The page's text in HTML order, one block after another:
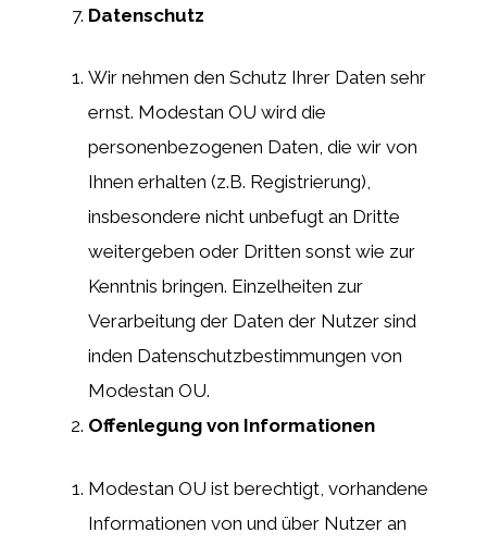
Datenschutz
Wir nehmen den Schutz Ihrer Daten sehr
ernst. Modestan OU wird die
personenbezogenen Daten, die wir von
Ihnen erhalten (z.B. Registrierung),
insbesondere nicht unbefugt an Dritte
weitergeben oder Dritten sonst wie zur
Kenntnis bringen. Einzelheiten zur
Verarbeitung der Daten der Nutzer sind
inden Datenschutzbestimmungen von
Modestan OU.
Offenlegung von Informationen
Modestan OU ist berechtigt, vorhandene
Informationen von und über Nutzer an